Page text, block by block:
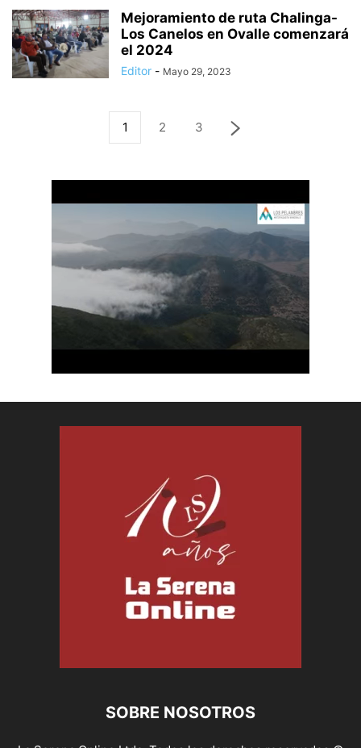
Mejoramiento de ruta Chalinga-
Los Canelos en Ovalle comenzará
el 2024
Editor - Mayo 29, 2023
1 2 3
SOBRE NOSOTROS